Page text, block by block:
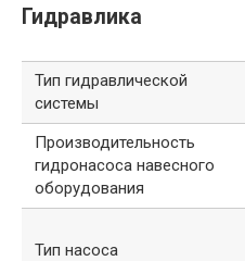
Гидравлика
Тип гидравлической
системы
Производительность
гидронасоса навесного
оборудования
Тип насоса